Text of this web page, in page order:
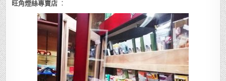
旺角煙絲專賣店 ：